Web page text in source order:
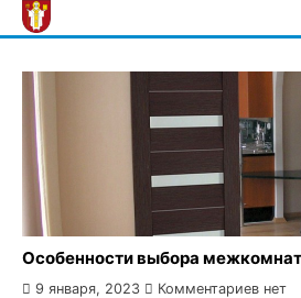
Skip
to
Особенности выбора
9 января, 2023 Комментариев нет